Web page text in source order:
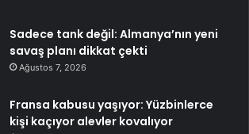
Sadece tank değil: Almanya’nın yeni
savaş planı dikkat çekti
Ağustos 7, 2026
Fransa kabusu yaşıyor: Yüzbinlerce
kişi kaçıyor alevler kovalıyor